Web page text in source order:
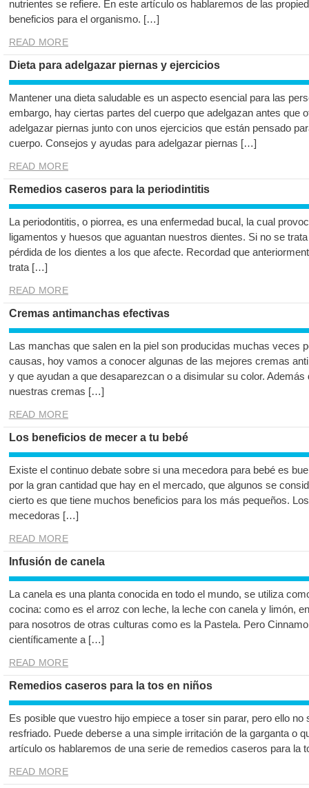
nutrientes se refiere. En este artículo os hablaremos de las
beneficios para el organismo. […]
READ MORE
Dieta para adelgazar piernas y ejercicios
Mantener una dieta saludable es un aspecto esencial para las
embargo, hay ciertas partes del cuerpo que adelgazan antes que
adelgazar piernas junto con unos ejercicios que están pensado
cuerpo. Consejos y ayudas para adelgazar piernas […]
READ MORE
Remedios caseros para la periodintitis
La periodontitis, o piorrea, es una enfermedad bucal, la cual
ligamentos y huesos que aguantan nuestros dientes. Si no se
pérdida de los dientes a los que afecte. Recordad que
trata […]
READ MORE
Cremas antimanchas efectivas
Las manchas que salen en la piel son producidas muchas veces
causas, hoy vamos a conocer algunas de las mejores cremas
y que ayudan a que desaparezcan o a disimular su color.
nuestras cremas […]
READ MORE
Los beneficios de mecer a tu bebé
Existe el continuo debate sobre si una mecedora para bebé es
por la gran cantidad que hay en el mercado, que algunos se
cierto es que tiene muchos beneficios para los más pequeños.
mecedoras […]
READ MORE
Infusión de canela
La canela es una planta conocida en todo el mundo, se utiliza
cocina: como es el arroz con leche, la leche con canela y limón,
para nosotros de otras culturas como es la Pastela. Pero
científicamente a […]
READ MORE
Remedios caseros para la tos en niños
Es posible que vuestro hijo empiece a toser sin parar, pero ello
resfriado. Puede deberse a una simple irritación de la garganta o
artículo os hablaremos de una serie de remedios caseros para la
READ MORE